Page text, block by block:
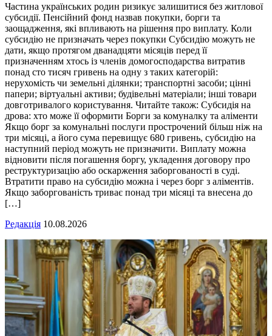
Частина українських родин ризикує залишитися без житлової
субсидії. Пенсійний фонд назвав покупки, борги та
заощадження, які впливають на рішення про виплату. Коли
субсидію не призначать через покупки Субсидію можуть не
дати, якщо протягом дванадцяти місяців перед її
призначенням хтось із членів домогосподарства витратив
понад сто тисяч гривень на одну з таких категорій:
нерухомість чи земельні ділянки; транспортні засоби; цінні
папери; віртуальні активи; будівельні матеріали; інші товари
довготривалого користування. Читайте також: Субсидія на
дрова: хто може її оформити Борги за комуналку та аліменти
Якщо борг за комунальні послуги прострочений більш ніж на
три місяці, а його сума перевищує 680 гривень, субсидію на
наступний період можуть не призначити. Виплату можна
відновити після погашення боргу, укладення договору про
реструктуризацію або оскарження заборгованості в суді.
Втратити право на субсидію можна і через борг з аліментів.
Якщо заборгованість триває понад три місяці та внесена до
[…]
Редакція 10.08.2026